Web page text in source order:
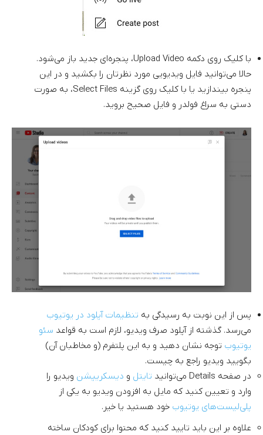
با کلیک روی دکمه Upload Video، پنجره‌ای جدید باز می‌شود.
حالا می‌توانید فایل ویدیویی مورد نظرتان را بکشید و در این
پنجره بیندازید یا با کلیک روی گزینه Select Files، به صورت
دستی به سراغ فولدر و فایل صحیح بروید.
پس از این نوبت به رسیدگی به تنظیمات آپلود در یوتیوب
می‌رسد. گذشته از آپلود صرف ویدیو، لازم است به قواعد سئو
یوتیوب توجه نشان دهید و به این پلتفرم (و مخاطبان آن)
بگویید ویدیو راجع به چیست.
در صفحه Details می‌توانید
تایتل و دیسکریپشن ویدیو را
وارد و تعیین کنید که مایل به افزودن ویدیو به یکی از
پلی‌لیست‌های یوتیوب خود هستید یا خیر.
علاوه بر این باید تایید کنید که محتوا برای کودکان ساخته